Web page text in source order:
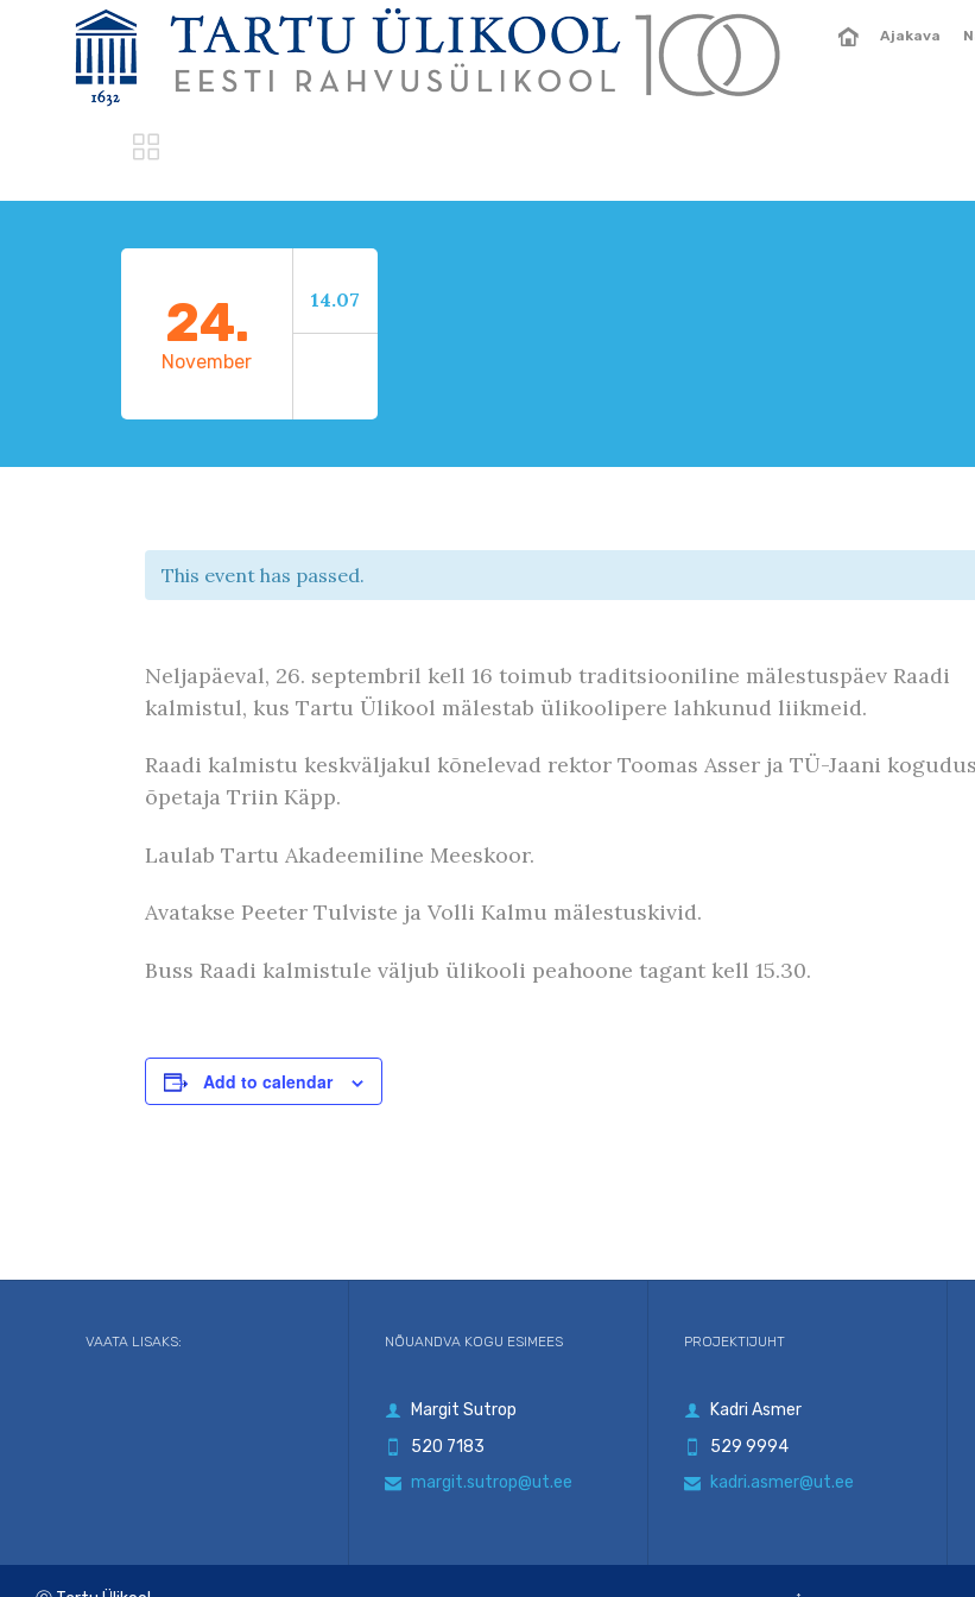
Ajakava

24.
November
14.07
This event has passed.
Neljapäeval, 26. septembril kell 16 toimub traditsiooniline mälestuspäev Raadi
kalmistul, kus Tartu Ülikool mälestab ülikoolipere lahkunud liikmeid.
Raadi kalmistu keskväljakul kõnelevad rektor Toomas Asser ja TÜ-Jaani
õpetaja Triin Käpp.
Laulab Tartu Akadeemiline Meeskoor.
Avatakse Peeter Tulviste ja Volli Kalmu mälestuskivid.
Buss Raadi kalmistule väljub ülikooli peahoone tagant kell 15.30.
Add to calendar
VAATA LISAKS: NÕUANDVA KOGU ESIMEES
 Margit Sutrop
 520 7183
 margit.sutrop@ut.ee
PROJEKTIJUHT
 Kadri Asmer
 529 9994
 kadri.asmer@ut.ee